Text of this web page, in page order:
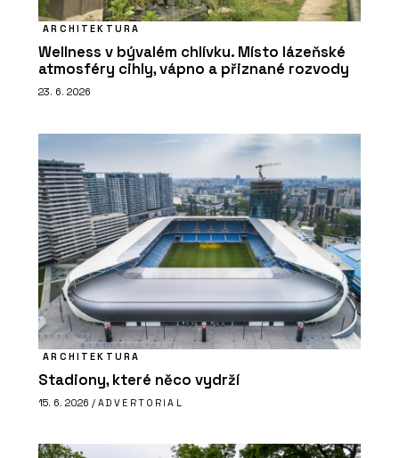
ARCHITEKTURA
Wellness v bývalém chlívku. Místo lázeňské
atmosféry cihly, vápno a přiznané rozvody
23. 6. 2026
ARCHITEKTURA
Stadiony, které něco vydrží
15. 6. 2026 / ADVERTORIAL